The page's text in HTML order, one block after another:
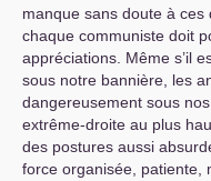
manque sans doute à
chaque communiste doit
appréciations. Même s’il
sous notre bannière, les
dangereusement sous
extrême-droite au plus
des postures aussi
force organisée, patiente,